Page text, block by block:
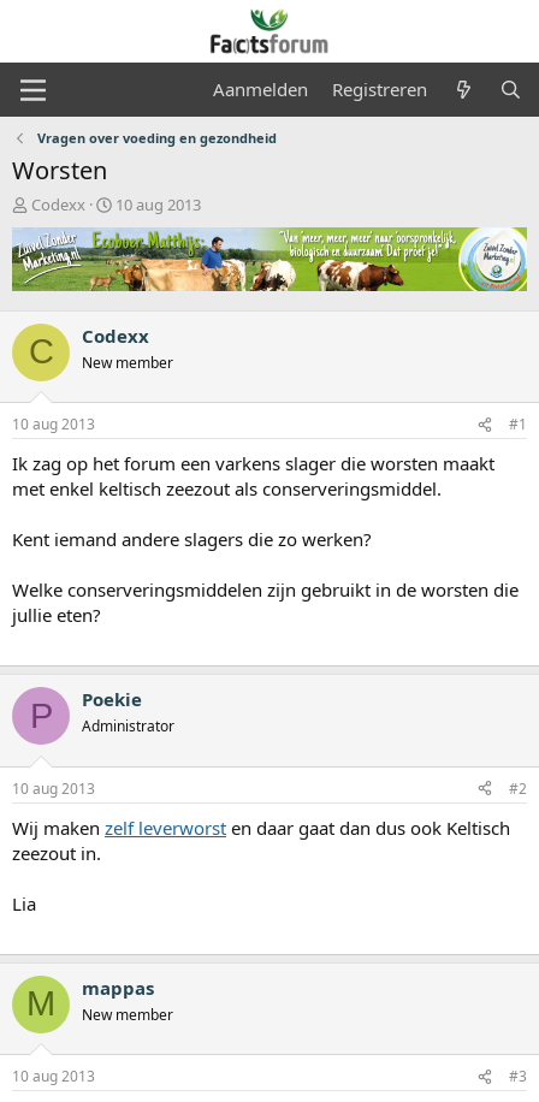
Aanmelden Registreren
Vragen over voeding en gezondheid
Worsten
O
n
d
e
r
e
r
p
s
t
a
r
t
Codexx
S
t
a
r
t
a
t
m
10 aug 2013
C Codexx
New member
10 aug 2013 #1
Ik zag op het forum een varkens slager die worsten maakt
met enkel keltisch zeezout als conserveringsmiddel.
Kent iemand andere slagers die zo werken?
Welke conserveringsmiddelen zijn gebruikt in de worsten die
jullie eten?
P Poekie
Administrator
10 aug 2013 #2
Wij maken zelf leverworst en daar gaat dan dus ook Keltisch
zeezout in.
Lia
M mappas
New member
10 aug 2013 #3